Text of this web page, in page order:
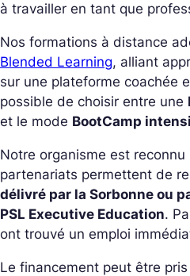
à travailler en tant que
Nos formations à distance
Blended Learning, alliant
sur une plateforme coachée
possible de choisir entre une
et le mode BootCamp
Notre organisme est reconnu
partenariats permettent de
délivré par la Sorbonne ou
PSL Executive Education.
ont trouvé un emploi
Le financement peut être